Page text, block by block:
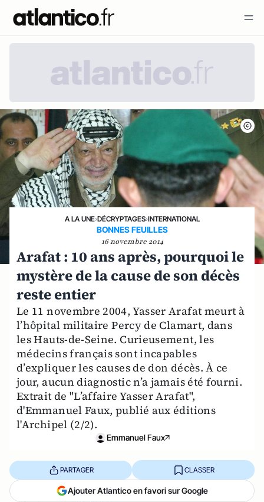
A LA UNE›DÉCRYPTAGES›INTERNATIONAL
BONNES FEUILLES
16 novembre 2014
Arafat : 10 ans après, pourquoi le
mystère de la cause de son décès
reste entier
Le 11 novembre 2004, Yasser Arafat meurt à
l’hôpital militaire Percy de Clamart, dans
les Hauts-de-Seine. Curieusement, les
médecins français sont incapables
d’expliquer les causes de don décès. À ce
jour, aucun diagnostic n’a jamais été fourni.
Extrait de "L’affaire Yasser Arafat",
d'Emmanuel Faux, publié aux éditions
l'Archipel (2/2).
Emmanuel Faux
PARTAGER CLASSER
Ajouter Atlantico en favori sur Google